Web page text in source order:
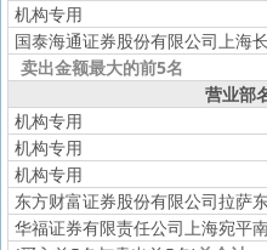
机构专用
国泰海通证券股份有限公司上海
卖出金额最大的前5名
营业部
机构专用
机构专用
机构专用
东方财富证券股份有限公司拉萨
华福证券有限责任公司上海宛平